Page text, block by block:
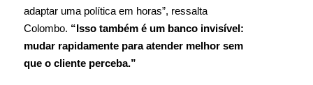
adaptar uma política em horas”, ressalta
Colombo. “Isso também é um banco invisível:
mudar rapidamente para atender melhor sem
que o cliente perceba.”